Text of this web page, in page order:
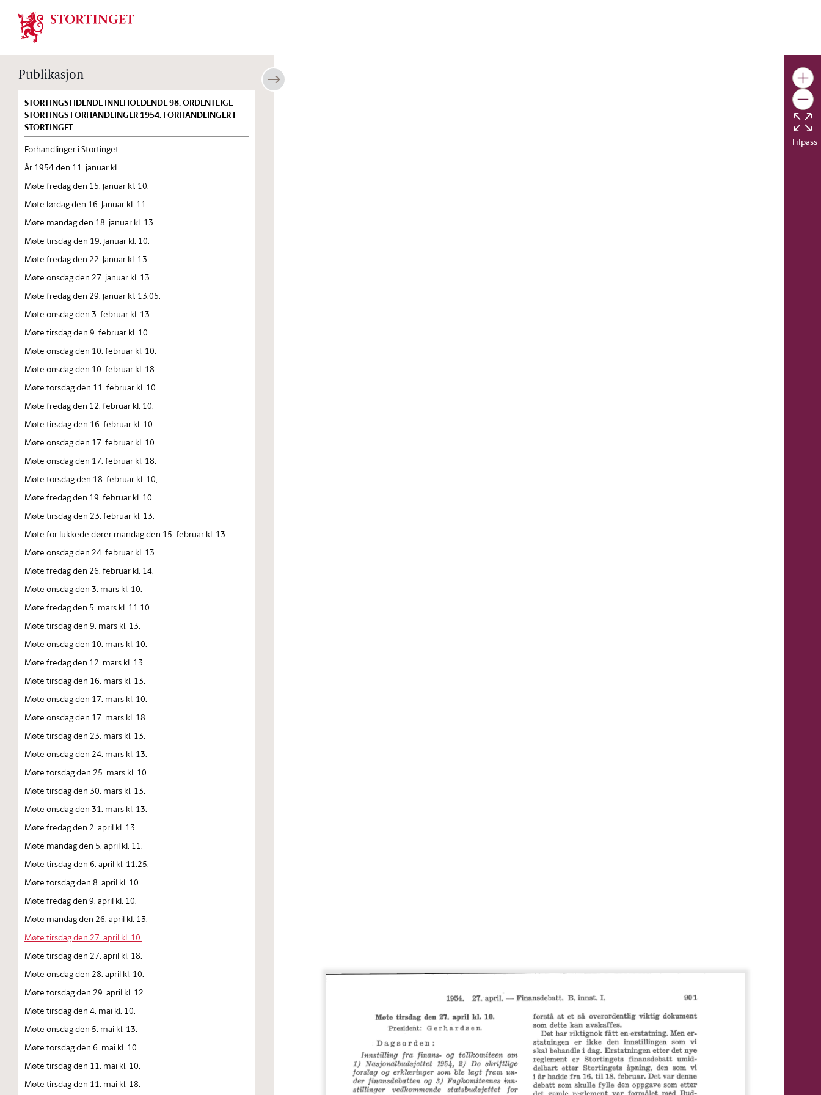
Stortinget.no
Publikasjon
STORTINGSTIDENDE INNEHOLDENDE 98. ORDENTLIGE
STORTINGS FORHANDLINGER 1954. FORHANDLINGER I
STORTINGET.
Forhandlinger i Stortinget
År 1954 den 11. januar kl.
Møte fredag den 15. januar kl. 10.
Møte lørdag den 16. januar kl. 11.
Møte mandag den 18. januar kl. 13.
Møte tirsdag den 19. januar kl. 10.
Møte fredag den 22. januar kl. 13.
Møte onsdag den 27. januar kl. 13.
Møte fredag den 29. januar kl. 13.05.
Møte onsdag den 3. februar kl. 13.
Møte tirsdag den 9. februar kl. 10.
Møte onsdag den 10. februar kl. 10.
Møte onsdag den 10. februar kl. 18.
Møte torsdag den 11. februar kl. 10.
Møte fredag den 12. februar kl. 10.
Møte tirsdag den 16. februar kl. 10.
Møte onsdag den 17. februar kl. 10.
Møte onsdag den 17. februar kl. 18.
Møte torsdag den 18. februar kl. 10,
Møte fredag den 19. februar kl. 10.
Møte tirsdag den 23. februar kl. 13.
Møte for lukkede dører mandag den 15. februar kl. 13.
Møte onsdag den 24. februar kl. 13.
Møte fredag den 26. februar kl. 14.
Møte onsdag den 3. mars kl. 10.
Møte fredag den 5. mars kl. 11.10.
Møte tirsdag den 9. mars kl. 13.
Møte onsdag den 10. mars kl. 10.
Møte fredag den 12. mars kl. 13.
Møte tirsdag den 16. mars kl. 13.
Møte onsdag den 17. mars kl. 10.
Møte onsdag den 17. mars kl. 18.
Møte tirsdag den 23. mars kl. 13.
Møte onsdag den 24. mars kl. 13.
Møte torsdag den 25. mars kl. 10.
Møte tirsdag den 30. mars kl. 13.
Møte onsdag den 31. mars kl. 13.
Møte fredag den 2. april kl. 13.
Møte mandag den 5. april kl. 11.
Møte tirsdag den 6. april kl. 11.25.
Møte torsdag den 8. april kl. 10.
Møte fredag den 9. april kl. 10.
Møte mandag den 26. april kl. 13.
Møte tirsdag den 27. april kl. 10.
Møte tirsdag den 27. april kl. 18.
Møte onsdag den 28. april kl. 10.
Møte torsdag den 29. april kl. 12.
Møte tirsdag den 4. mai kl. 10.
Møte onsdag den 5. mai kl. 13.
Møte torsdag den 6. mai kl. 10.
Møte tirsdag den 11. mai kl. 10.
Møte tirsdag den 11. mai kl. 18.